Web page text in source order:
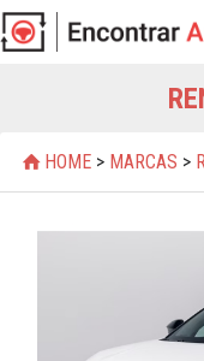
HOME > MARCAS >